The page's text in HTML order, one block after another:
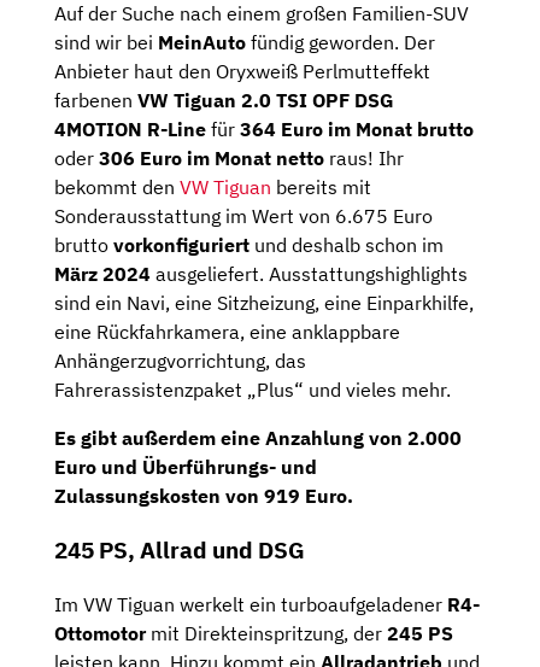
Auf der Suche nach einem großen Familien-SUV
sind wir bei MeinAuto fündig geworden. Der
Anbieter haut den Oryxweiß Perlmutteffekt
farbenen VW Tiguan 2.0 TSI OPF DSG
4MOTION R-Line für 364 Euro im Monat brutto
oder 306 Euro im Monat netto raus! Ihr
bekommt den VW Tiguan bereits mit
Sonderausstattung im Wert von 6.675 Euro
brutto vorkonfiguriert und deshalb schon im
März 2024 ausgeliefert. Ausstattungshighlights
sind ein Navi, eine Sitzheizung, eine Einparkhilfe,
eine Rückfahrkamera, eine anklappbare
Anhängerzugvorrichtung, das
Fahrerassistenzpaket „Plus“ und vieles mehr.
Es gibt außerdem eine Anzahlung von 2.000
Euro und Überführungs- und
Zulassungskosten von 919 Euro.
245 PS, Allrad und DSG
Im VW Tiguan werkelt ein turboaufgeladener R4-
Ottomotormit Direkteinspritzung, der 245 PS
leisten kann. Hinzu kommt ein Allradantrieb und